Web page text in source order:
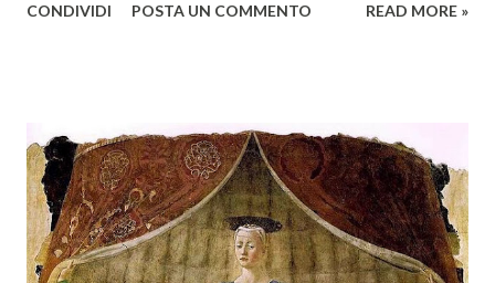
presso l’Hotel Regina di Vienna dalla società Wein & Kultur,
territorio maremmano: Consorzio Tutela Vini della
Maremma Toscana, del Montecucco e del Morellino di
Scansano. Scopo dell’iniziativa è stato quello di promuovere
le eccellenze vitivinicole della regione in Austria, un
mercato dove il potenziale di crescita è ancora molto alto,
CONDIVIDI POSTA UN COMMENTO READ MORE »